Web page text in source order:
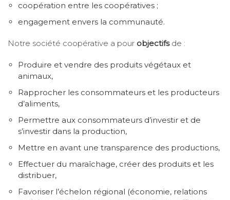
coopération entre les coopératives ;
engagement envers la communauté.
Notre société coopérative a pour objectifsde :
Produire et vendre des produits végétaux et
animaux,
Rapprocher les consommateurs et les producteurs
d’aliments,
Permettre aux consommateurs d’investir et de
s’investir dans la production,
Mettre en avant une transparence des productions,
Effectuer du maraîchage, créer des produits et les
distribuer,
Favoriser l’échelon régional (économie, relations